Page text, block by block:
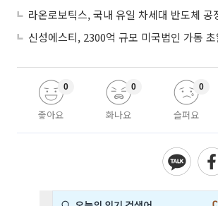
좋아요
0
화나요
0
슬퍼요
0